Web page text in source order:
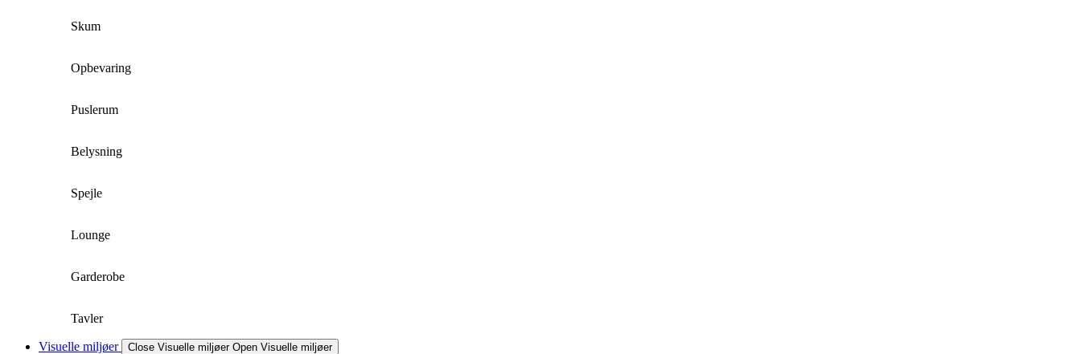
Skum
Opbevaring
Puslerum
Belysning
Spejle
Lounge
Garderobe
Tavler
Visuelle miljøer Close Visuelle miljøer Open Visuelle miljøer